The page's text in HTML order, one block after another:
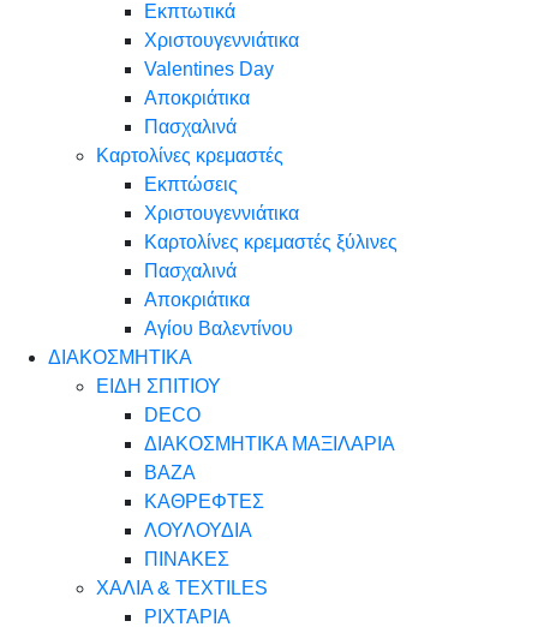
Εκπτωτικά
Χριστουγεννιάτικα
Valentines Day
Αποκριάτικα
Πασχαλινά
Καρτολίνες κρεμαστές
Εκπτώσεις
Χριστουγεννιάτικα
Καρτολίνες κρεμαστές ξύλινες
Πασχαλινά
Αποκριάτικα
Αγίου Βαλεντίνου
ΔΙΑΚΟΣΜΗΤΙΚΑ
ΕΙΔΗ ΣΠΙΤΙΟΥ
DECO
ΔΙΑΚΟΣΜΗΤΙΚΑ ΜΑΞΙΛΑΡΙΑ
ΒΑΖΑ
ΚΑΘΡΕΦΤΕΣ
ΛΟΥΛΟΥΔΙΑ
ΠΙΝΑΚΕΣ
ΧΑΛΙΑ & TEXTILES
ΡΙΧΤΑΡΙΑ